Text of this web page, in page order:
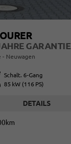
GARANTIE
Neuwagen
Schalt. 6-Gang
85 kW (116 PS)
DETAILS